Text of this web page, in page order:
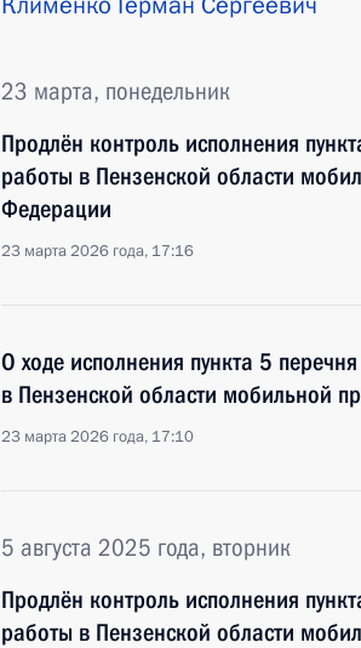
23 марта, понедельник
Продлён контроль исполнения
работы в Пензенской области
Федерации
23 марта 2026 года, 17:16
О ходе исполнения пункта 5
в Пензенской области мобильной
23 марта 2026 года, 17:10
5 августа 2025 года, вторник
Продлён контроль исполнения
работы в Пензенской области